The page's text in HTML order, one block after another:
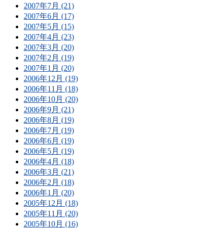
2007年7月 (21)
2007年6月 (17)
2007年5月 (15)
2007年4月 (23)
2007年3月 (20)
2007年2月 (19)
2007年1月 (20)
2006年12月 (19)
2006年11月 (18)
2006年10月 (20)
2006年9月 (21)
2006年8月 (19)
2006年7月 (19)
2006年6月 (19)
2006年5月 (19)
2006年4月 (18)
2006年3月 (21)
2006年2月 (18)
2006年1月 (20)
2005年12月 (18)
2005年11月 (20)
2005年10月 (16)